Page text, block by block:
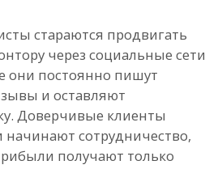
стараются продвигать
через социальные сети
они постоянно пишут
и оставляют
Доверчивые клиенты
начинают сотрудничество,
получают только